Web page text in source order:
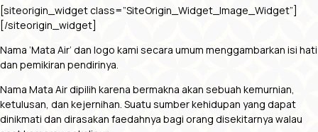
[siteorigin_widget class=”SiteOrigin_Widget_Image_Widget”]
[/siteorigin_widget]
Nama ‘Mata Air’ dan logo kami secara umum menggambarkan isi hati
dan pemikiran pendirinya.
Nama Mata Air dipilih karena bermakna akan sebuah kemurnian,
ketulusan, dan kejernihan. Suatu sumber kehidupan yang dapat
dinikmati dan dirasakan faedahnya bagi orang disekitarnya walau